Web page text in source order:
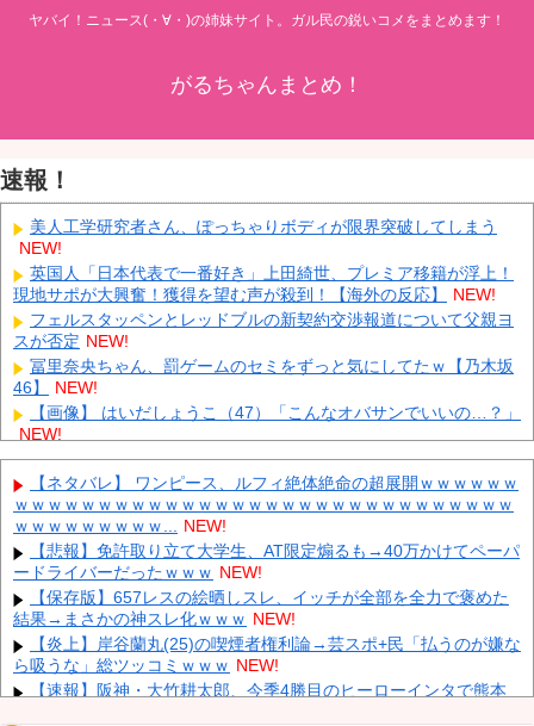
ヤバイ！ニュース(・∀・)の姉妹サイト。ガル民の鋭いコメをまとめます！
がるちゃんまとめ！
速報！
美人工学研究者さん、ぽっちゃりボディが限界突破してしまう
NEW!
英国人「日本代表で一番好き」上田綺世、プレミア移籍が浮上！
現地サポが大興奮！獲得を望む声が殺到！【海外の反応】
NEW!
フェルスタッペンとレッドブルの新契約交渉報道について父親ヨ
スが否定 NEW!
冨里奈央ちゃん、罰ゲームのセミをずっと気にしてたｗ【乃木坂
46】
NEW!
【画像】 はいだしょうこ（47）「こんなオバサンでいいの…？」
NEW!
ダイソーの220円のUSBケーブルが3ヶ月でダメになったんやが
NEW!
中国「大洪水！」三峡ダム「大雨で増水（台風直撃前」中国ダム
「緊急放流！」中国鉄道「列車が走行中に流される」中国避難所
「支援物資は有料です」謎の勢力「え」→ NEW!
韓国人の対日好感度が過去最高に、「ノージャパン」は終わっ
た？＝ネット「中国より100倍いい」
NEW!
【速報】 毎日新聞のベテラン記者を逮捕 包丁で夫を脅した容疑
NEW!
中国人のリウさん、新エネ車で国境越えたら遠隔操作で30時間ロ
ックされる！ NEW!
【ネタバレ】 ワンピース、ルフィ絶体絶命の超展開ｗｗｗｗｗｗ
ｗｗｗｗｗｗｗｗｗｗｗｗｗｗｗｗｗｗｗｗｗｗｗｗｗｗｗｗｗｗ
ｗｗｗｗｗｗｗｗｗ... NEW!
【悲報】免許取り立て大学生、AT限定煽るも→40万かけてペーパ
ードライバーだったｗｗｗ NEW!
【保存版】657レスの絵晒しスレ、イッチが全部を全力で褒めた
結果→まさかの神スレ化ｗｗｗ NEW!
【炎上】岸谷蘭丸(25)の喫煙者権利論→芸スポ+民「払うのが嫌な
ら吸うな」総ツッコミｗｗｗ NEW!
【速報】阪神・大竹耕太郎、今季4勝目のヒーローインタで熊本